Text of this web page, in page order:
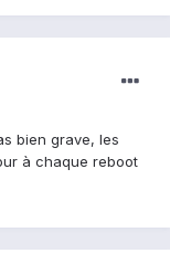
bien grave, les
à chaque reboot